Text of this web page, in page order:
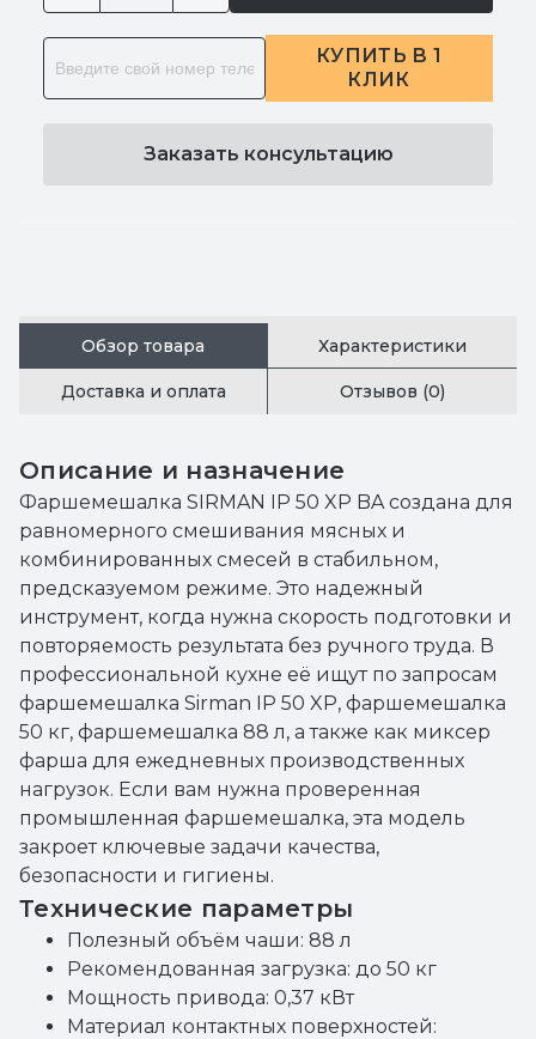
КУПИТЬ В 1
КЛИК
Заказать консультацию
Обзор товара Характеристики
Доставка и оплата Отзывов (0)
Описание и назначение
Фаршемешалка SIRMAN IP 50 XP BA создана для
равномерного смешивания мясных и
комбинированных смесей в стабильном,
предсказуемом режиме. Это надежный
инструмент, когда нужна скорость подготовки и
повторяемость результата без ручного труда. В
профессиональной кухне её ищут по запросам
фаршемешалка Sirman IP 50 XP, фаршемешалка
50 кг, фаршемешалка 88 л, а также как миксер
фарша для ежедневных производственных
нагрузок. Если вам нужна проверенная
промышленная фаршемешалка, эта модель
закроет ключевые задачи качества,
безопасности и гигиены.
Технические параметры
Полезный объём чаши: 88 л
Рекомендованная загрузка: до 50 кг
Мощность привода: 0,37 кВт
Материал контактных поверхностей: